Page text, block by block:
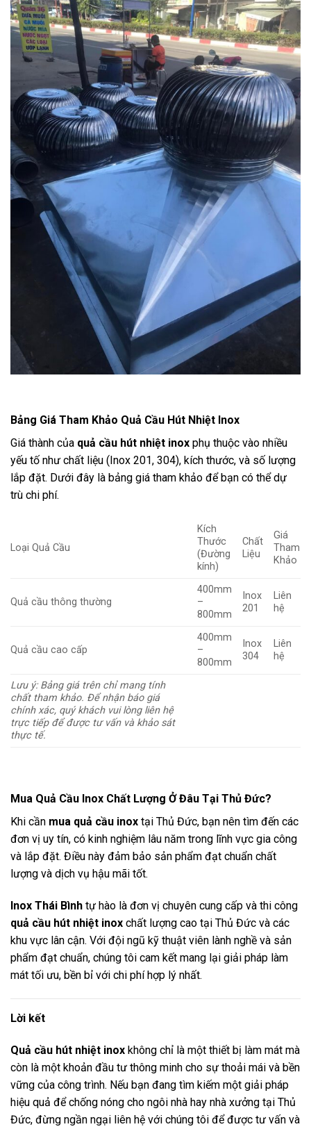
Bảng Giá Tham Khảo Quả Cầu Hút Nhiệt Inox
Giá thành của quả cầu hút nhiệt inox phụ thuộc vào nhiều
yếu tố như chất liệu (Inox 201, 304), kích thước, và số lượng
lắp đặt. Dưới đây là bảng giá tham khảo để bạn có thể dự
trù chi phí.
Loại Quả Cầu
Kích
Thước
(Đường
kính)
Chất
Liệu
Giá
Tham
Khảo
Quả cầu thông thường
400mm
–
800mm
Inox
201
Liên
hệ
Quả cầu cao cấp
400mm
–
800mm
Inox
304
Liên
hệ
Lưu ý: Bảng giá trên chỉ mang tính
chất tham khảo. Để nhận báo giá
chính xác, quý khách vui lòng liên hệ
trực tiếp để được tư vấn và khảo sát
thực tế.
Mua Quả Cầu Inox Chất Lượng Ở Đâu Tại Thủ Đức?
Khi cần mua quả cầu inox tại Thủ Đức, bạn nên tìm đến các
đơn vị uy tín, có kinh nghiệm lâu năm trong lĩnh vực gia công
và lắp đặt. Điều này đảm bảo sản phẩm đạt chuẩn chất
lượng và dịch vụ hậu mãi tốt.
Inox Thái Bình tự hào là đơn vị chuyên cung cấp và thi công
quả cầu hút nhiệt inox chất lượng cao tại Thủ Đức và các
khu vực lân cận. Với đội ngũ kỹ thuật viên lành nghề và sản
phẩm đạt chuẩn, chúng tôi cam kết mang lại giải pháp làm
mát tối ưu, bền bỉ với chi phí hợp lý nhất.
Lời kết
Quả cầu hút nhiệt inox không chỉ là một thiết bị làm mát mà
còn là một khoản đầu tư thông minh cho sự thoải mái và bền
vững của công trình. Nếu bạn đang tìm kiếm một giải pháp
hiệu quả để chống nóng cho ngôi nhà hay nhà xưởng tại Thủ
Đức, đừng ngần ngại liên hệ với chúng tôi để được tư vấn và